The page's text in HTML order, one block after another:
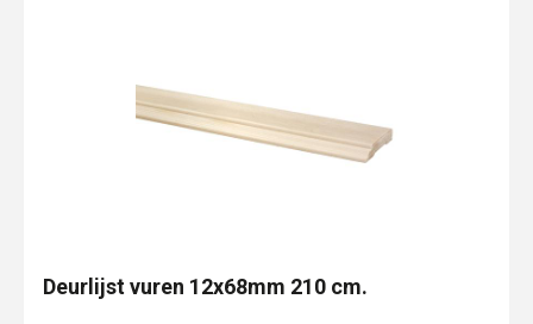
Deurlijst vuren 12x68mm 210 cm.